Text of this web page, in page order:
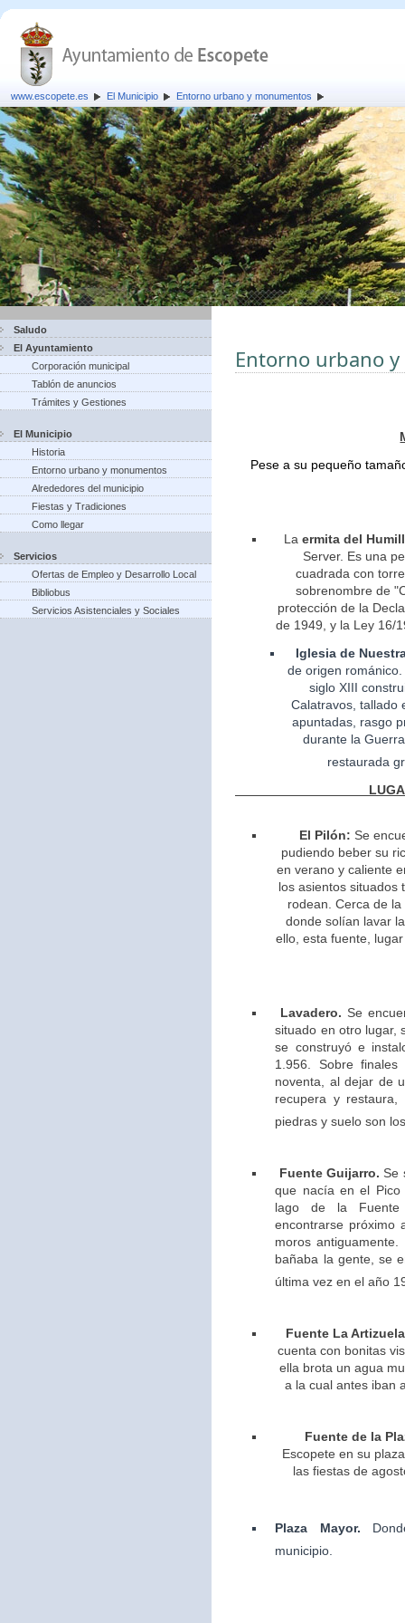
www.escopete.es El Municipio Entorno urbano y monumentos
Saludo
El Ayuntamiento
Corporación municipal
Tablón de anuncios
Trámites y Gestiones
El Municipio
Historia
Entorno urbano y monumentos
Alrededores del municipio
Fiestas y Tradiciones
Como llegar
Servicios
Ofertas de Empleo y Desarrollo Local
Bibliobus
Servicios Asistenciales y Sociales
Entorno urbano
Pese a su pequeño
La ermita del
Server. Es una
cuadrada con
sobrenombre de
protección de la
de 1949, y la Ley 16/
Iglesia de
deorigen
siglo XIII
Calatravos, tallado
apuntadas, rasgo
durante la
restaurada
El Pilón: Se
pudiendo beber su
en verano y caliente
los asientos situados
rodean. Cerca de
donde solían lavar
ello, esta fuente,
Lavadero. Se
situado en otro lugar,
se construyó e
1.956. Sobre
noventa, al dejar de
recupera y restaura,
piedras y suelo son
Fuente Guijarro. Se
que nacía en el
lago de la
encontrarse próximo
moros
bañaba la gente, se
última vez en el año
Fuente La
cuenta con bonitas
ella brota un agua
a la cual antes iban
Fuente de la
Escopete en su
las fiestas de
Plaza Mayor.
municipio.